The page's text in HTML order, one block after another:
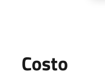
Costo